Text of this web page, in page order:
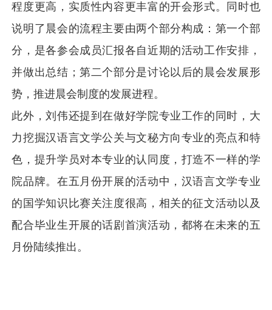
程度更高，实质性内容更丰富的开会形式。同时也
说明了晨会的流程主要由两个部分构成：第一个部
分，是各参会成员汇报各自近期的活动工作安排，
并做出总结；第二个部分是讨论以后的晨会发展形
势，推进晨会制度的发展进程。
此外，刘伟还提到在做好学院专业工作的同时，大
力挖掘汉语言文学公关与文秘方向专业的亮点和特
色，提升学员对本专业的认同度，打造不一样的学
院品牌。在五月份开展的活动中，汉语言文学专业
的国学知识比赛关注度很高，相关的征文活动以及
配合毕业生开展的话剧首演活动，都将在未来的五
月份陆续推出。